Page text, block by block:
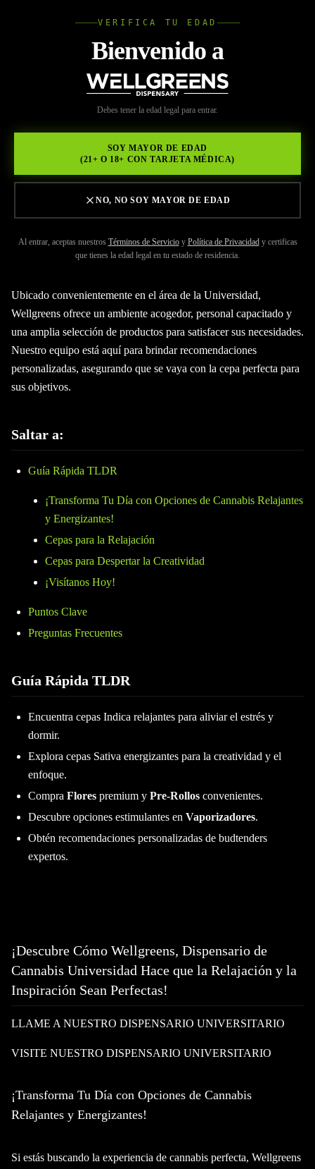
VERIFICA TU EDAD
Bienvenido a
Debes tener la edad legal para entrar.
SOY MAYOR DE EDAD
(21+ O 18+ CON TARJETA MÉDICA)
NO, NO SOY MAYOR DE EDAD
Al entrar, aceptas nuestros Términos de Servicio y Política de Privacidad y certificas
que tienes la edad legal en tu estado de residencia.
Volver a Recursos
Universidad de Dispensario
de Cannabis
Ubicado convenientemente en el área de la Universidad,
Wellgreens ofrece un ambiente acogedor, personal capacitado y
una amplia selección de productos para satisfacer sus necesidades.
Nuestro equipo está aquí para brindar recomendaciones
personalizadas, asegurando que se vaya con la cepa perfecta para
sus objetivos.
Saltar a:
Guía Rápida TLDR
¡Transforma Tu Día con Opciones de Cannabis Relajantes
y Energizantes!
Cepas para la Relajación
Cepas para Despertar la Creatividad
¡Visítanos Hoy!
Puntos Clave
Preguntas Frecuentes
Guía Rápida TLDR
Encuentra cepas Indica relajantes para aliviar el estrés y
dormir.
Explora cepas Sativa energizantes para la creatividad y el
enfoque.
Compra Flores premium y Pre-Rollos convenientes.
Descubre opciones estimulantes en Vaporizadores.
Obtén recomendaciones personalizadas de budtenders
expertos.
¡Descubre Cómo Wellgreens, Dispensario de
Cannabis Universidad Hace que la Relajación y la
Inspiración Sean Perfectas!
LLAME A NUESTRO DISPENSARIO UNIVERSITARIO
VISITE NUESTRO DISPENSARIO UNIVERSITARIO
¡Transforma Tu Día con Opciones de Cannabis
Relajantes y Energizantes!
Si estás buscando la experiencia de cannabis perfecta, Wellgreens